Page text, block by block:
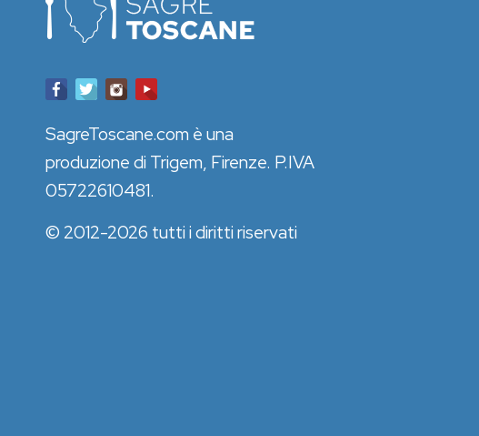
SagreToscane.com è una
produzione di Trigem, Firenze. P.IVA
05722610481.
© 2012-2026 tutti i diritti riservati